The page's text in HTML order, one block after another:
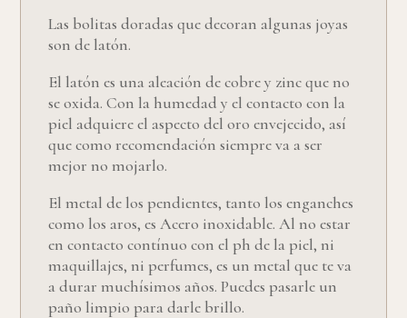
Las bolitas doradas que decoran algunas joyas
son de latón.
El latón es una aleación de cobre y zinc que no
se oxida. Con la humedad y el contacto con la
piel adquiere el aspecto del oro envejecido, así
que como recomendación siempre va a ser
mejor no mojarlo.
El metal de los pendientes, tanto los enganches
como los aros, es Acero inoxidable. Al no estar
en contacto contínuo con el ph de la piel, ni
maquillajes, ni perfumes, es un metal que te va
a durar muchísimos años. Puedes pasarle un
paño limpio para darle brillo.